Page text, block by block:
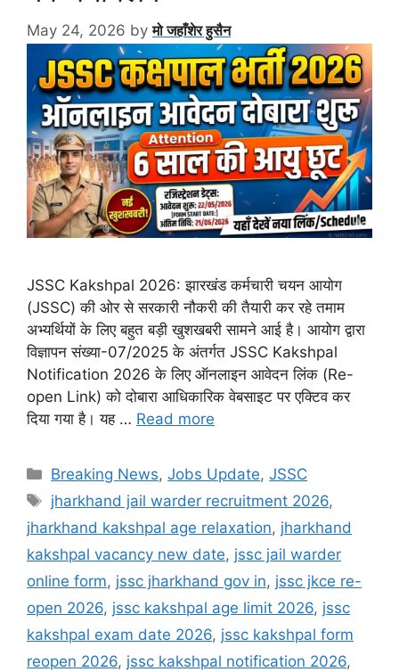
May 24, 2026 byमो जहाँशेर हुसैन
JSSC Kakshpal 2026: झारखंड कर्मचारी चयन आयोग
(JSSC) की ओर से सरकारी नौकरी की तैयारी कर रहे तमाम
अभ्यर्थियों के लिए बहुत बड़ी खुशखबरी सामने आई है। आयोग द्वारा
विज्ञापन संख्या-07/2025 के अंतर्गत JSSC Kakshpal
Notification 2026 के लिए ऑनलाइन आवेदन लिंक (Re-
open Link) को दोबारा आधिकारिक वेबसाइट पर एक्टिव कर
दिया गया है। यह … Read more
Categories
Breaking News,Jobs Update,JSSC
Tags
jharkhand jail warder recruitment 2026,
jharkhand kakshpal age relaxation, jharkhand
kakshpal vacancy new date, jssc jail warder
online form, jssc jharkhand gov in, jssc jkce re-
open 2026, jssc kakshpal age limit 2026, jssc
kakshpal exam date 2026, jssc kakshpal form
reopen 2026, jssc kakshpal notification 2026,